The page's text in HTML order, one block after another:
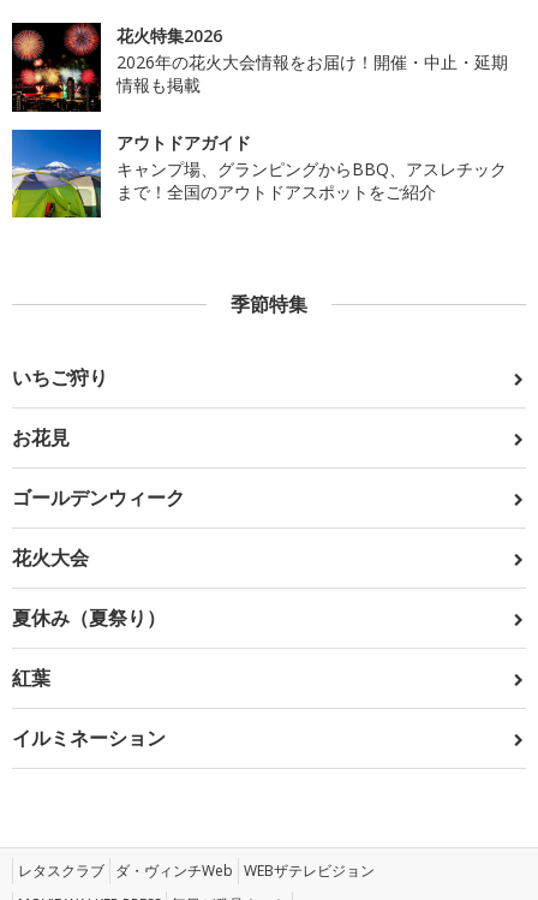
花火特集2026
2026年の花火大会情報をお届け！開催・中止・延期
情報も掲載
アウトドアガイド
キャンプ場、グランピングからBBQ、アスレチック
まで！全国のアウトドアスポットをご紹介
季節特集
いちご狩り
お花見
ゴールデンウィーク
花火大会
夏休み（夏祭り）
紅葉
イルミネーション
レタスクラブ ダ・ヴィンチWeb WEBザテレビジョン